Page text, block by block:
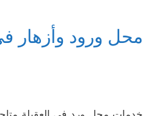
محل ورود وأزهار